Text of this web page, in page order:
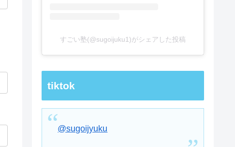
すごい塾(@sugoijuku1)がシェアした投稿
tiktok
@sugoijyuku